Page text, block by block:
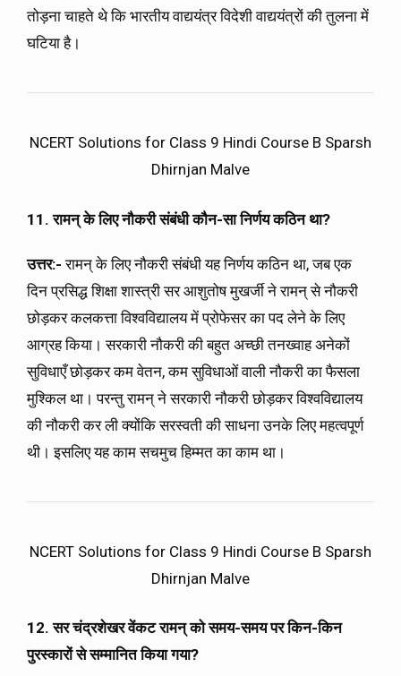
तोड़ना चाहते थे कि भारतीय वाद्ययंत्र विदेशी वाद्ययंत्रों की तुलना में
घटिया है।
NCERT Solutions for Class 9 Hindi Course B Sparsh
Dhirnjan Malve
11. रामन् के लिए नौकरी संबंधी कौन-सा निर्णय कठिन था?
उत्तर:-रामन् के लिए नौकरी संबंधी यह निर्णय कठिन था, जब एक
दिन प्रसिद्ध शिक्षा शास्त्री सर आशुतोष मुखर्जी ने रामन् से नौकरी
छोड़कर कलकत्ता विश्वविद्यालय में प्रोफेसर का पद लेने के लिए
आग्रह किया। सरकारी नौकरी की बहुत अच्छी तनख्वाह अनेकों
सुविधाएँ छोड़कर कम वेतन, कम सुविधाओं वाली नौकरी का फैसला
मुश्किल था। परन्तु रामन् ने सरकारी नौकरी छोड़कर विश्वविद्यालय
की नौकरी कर ली क्योंकि सरस्वती की साधना उनके लिए महत्वपूर्ण
थी। इसलिए यह काम सचमुच हिम्मत का काम था।
NCERT Solutions for Class 9 Hindi Course B Sparsh
Dhirnjan Malve
12. सर चंद्रशेखर वेंकट रामन् को समय-समय पर किन-किन
पुरस्कारों से सम्मानित किया गया?